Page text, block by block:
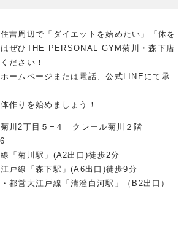
吉周辺で「ダイエットを始めたい」「体を
ぜひTHE PERSONAL GYM菊川・森下店
ださい！
ームページまたは電話、公式LINEにて承
作りを始めましょう！
川2丁目５−４ クレール菊川２階
「菊川駅」(A2出口)徒歩2分
戸線「森下駅」(A6出口)徒歩9分
都営大江戸線「清澄白河駅」（ B2出口）